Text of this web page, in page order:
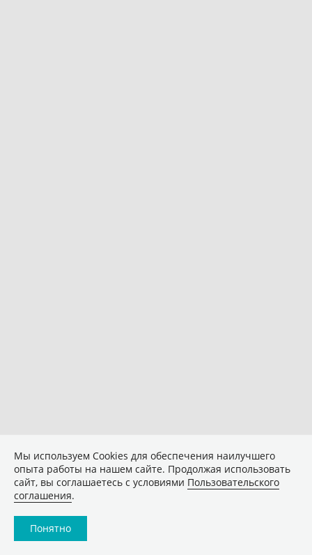
Мы используем Сookies для обеспечения наилучшего
опыта работы на нашем сайте. Продолжая использовать
сайт, вы соглашаетесь с условиями Пользовательского
соглашения.
Понятно